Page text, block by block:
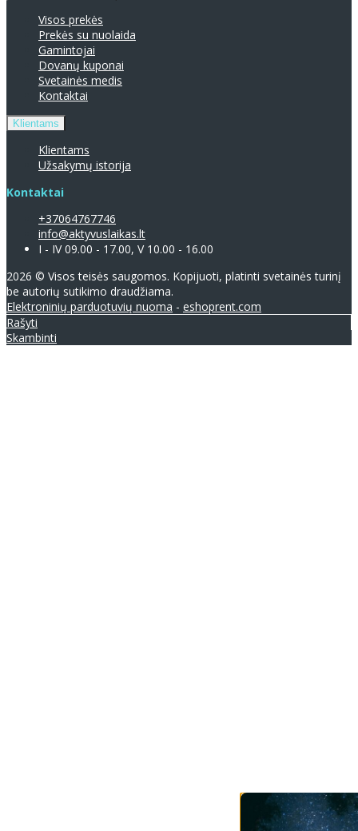
Visos prekės
Prekės su nuolaida
Gamintojai
Dovanų kuponai
Svetainės medis
Kontaktai
Klientams
Klientams
Užsakymų istorija
Kontaktai
+37064767746
info@aktyvuslaikas.lt
I - IV 09.00 - 17.00, V 10.00 - 16.00
2026 © Visos teisės saugomos. Kopijuoti, platinti svetainės turinį
be autorių sutikimo draudžiama.
Elektroninių parduotuvių nuoma - eshoprent.com
Rašyti
Skambinti